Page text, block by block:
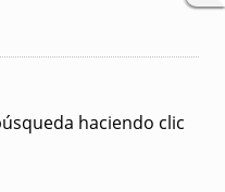
haciendo clic